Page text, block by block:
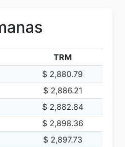
TRM
$ 2,880.79
$ 2,886.21
$ 2,882.84
$ 2,898.36
$ 2,897.73